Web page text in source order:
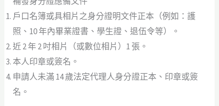
戶口名簿或具相片之身分證明文件正本（例如：護
照、10 年內畢業證書、學生證、退伍令等）。
近 2 年 2 吋相片（或數位相片）1 張。
本人印章或簽名。
申請人未滿 14 歲法定代理人身分證正本、印章或簽
名。